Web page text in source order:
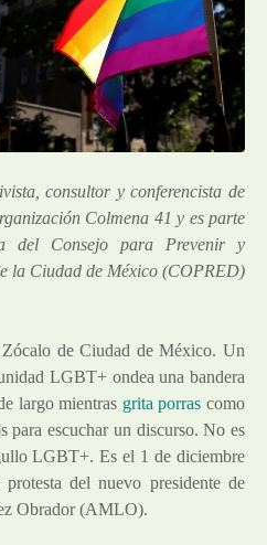
consultor y conferencista de
Colmena 41 y es parte
del Consejo para Prevenir y
la Ciudad de México (COPRED)
de Ciudad de México. Un
LGBT+ ondea una bandera
largo mientras grita porras como
para escuchar un discurso. No es
LGBT+. Es el 1 de diciembre
del nuevo presidente de
Obrador (AMLO).